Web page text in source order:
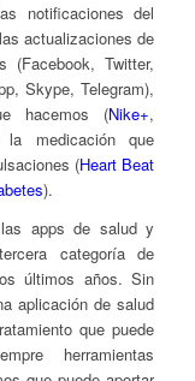
notificaciones del
actualizaciones de
(Facebook, Twitter,
Skype, Telegram),
hacemos (Nike+,
medicación que
(Heart Beat
).
apps de salud y
categoría de
últimos años. Sin
aplicación de salud
que puede
herramientas